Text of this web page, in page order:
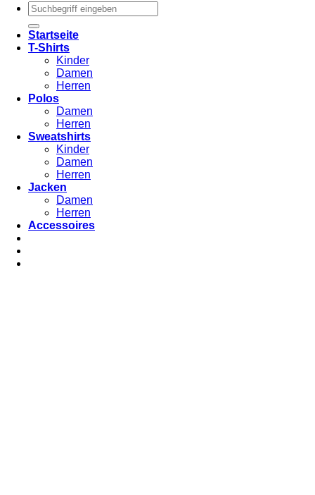
Suche
nach:
Startseite
T-Shirts
Kinder
Damen
Herren
Polos
Damen
Herren
Sweatshirts
Kinder
Damen
Herren
Jacken
Damen
Herren
Accessoires